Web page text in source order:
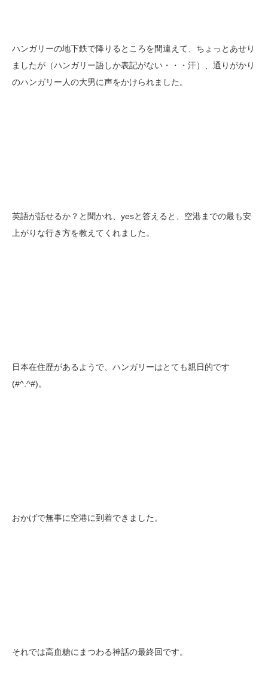
ハンガリーの地下鉄で降りるところを間違えて、ちょっとあせり
ましたが（ハンガリー語しか表記がない・・・汗）、通りがかり
のハンガリー人の大男に声をかけられました。
英語が話せるか？と聞かれ、yesと答えると、空港までの最も安
上がりな行き方を教えてくれました。
日本在住歴があるようで、ハンガリーはとても親日的です
(#^.^#)。
おかげで無事に空港に到着できました。
それでは高血糖にまつわる神話の最終回です。